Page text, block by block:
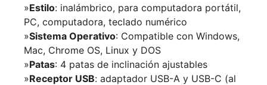
»Estilo: inalámbrico, para computadora portátil,
PC, computadora, teclado numérico
»Sistema Operativo: Compatible con Windows,
Mac, Chrome OS, Linux y DOS
»Patas: 4 patas de inclinación ajustables
»Receptor USB: adaptador USB-A y USB-C (al